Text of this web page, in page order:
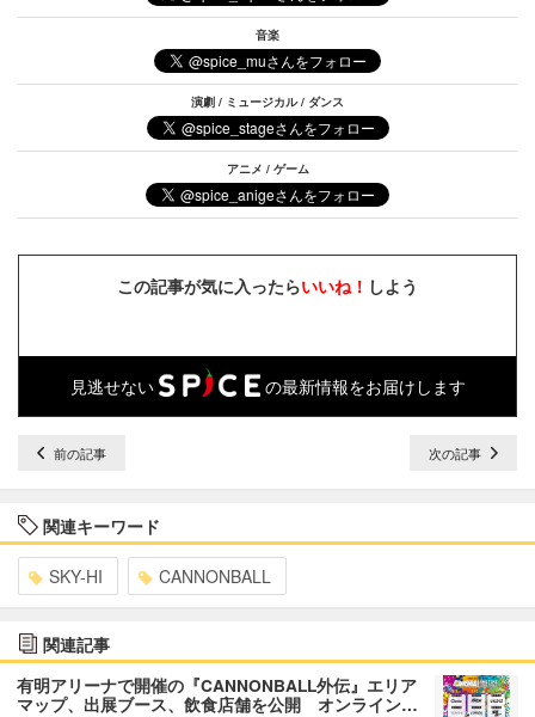
音楽
演劇 / ミュージカル / ダンス
アニメ / ゲーム
この記事が気に入ったらいいね！ しよう
見逃せない の最新情報をお届けします
前の記事 次の記事
関連キーワード
SKY-HI CANNONBALL
関連記事
有明アリーナで開催の『CANNONBALL外伝』エリア
マップ、出展ブース、飲⾷店舗を公開 オンライン…